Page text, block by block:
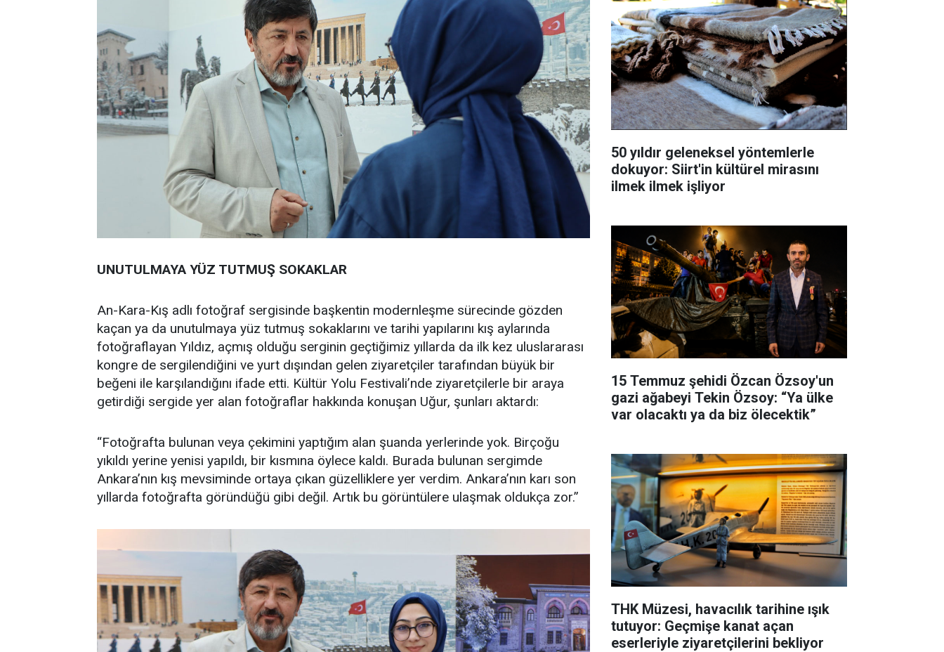
UNUTULMAYA YÜZ TUTMUŞ SOKAKLAR
An-Kara-Kış adlı fotoğraf sergisinde başkentin modernleşme sürecinde gözden
kaçan ya da unutulmaya yüz tutmuş sokaklarını ve tarihi yapılarını kış aylarında
fotoğraflayan Yıldız, açmış olduğu serginin geçtiğimiz yıllarda da ilk kez uluslararası
kongre de sergilendiğini ve yurt dışından gelen ziyaretçiler tarafından büyük bir
beğeni ile karşılandığını ifade etti. Kültür Yolu Festivali’nde ziyaretçilerle bir araya
getirdiği sergide yer alan fotoğraflar hakkında konuşan Uğur, şunları aktardı:
“Fotoğrafta bulunan veya çekimini yaptığım alan şuanda yerlerinde yok. Birçoğu
yıkıldı yerine yenisi yapıldı, bir kısmına öylece kaldı. Burada bulunan sergimde
Ankara’nın kış mevsiminde ortaya çıkan güzelliklere yer verdim. Ankara’nın karı son
yıllarda fotoğrafta göründüğü gibi değil. Artık bu görüntülere ulaşmak oldukça zor.”
50 yıldır geleneksel yöntemlerle
dokuyor: Siirt'in kültürel mirasını
ilmek ilmek işliyor
15 Temmuz şehidi Özcan Özsoy'un
gazi ağabeyi Tekin Özsoy: “Ya ülke
var olacaktı ya da biz ölecektik”
THK Müzesi, havacılık tarihine ışık
tutuyor: Geçmişe kanat açan
eserleriyle ziyaretçilerini bekliyor